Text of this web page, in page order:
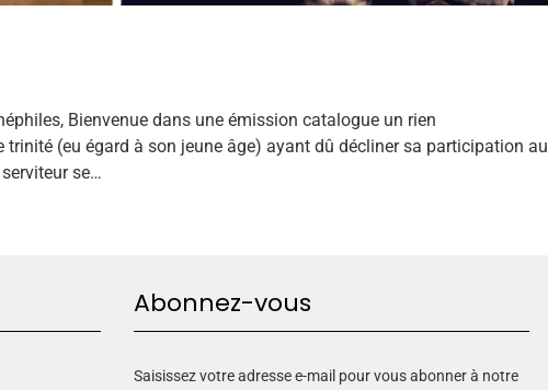
Bienvenue dans une émission catalogue un rien
trinité (eu égard à son jeune âge) ayant dû décliner sa participation au
se…
Abonnez-vous
Saisissez votre adresse e-mail pour vous abonner à notre